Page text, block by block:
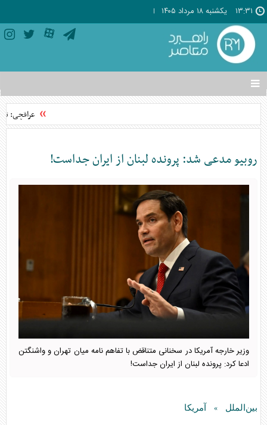
۱۳:۳۱ يکشنبه ۱۸ مرداد ۱۴۰۵
تغییر
وضعیت
منوی
ها
عراقچی: توافق با
روبیو مدعی شد: پرونده لبنان از ایران جداست!
وزیر خارجه آمریکا در سخنانی متناقض با تفاهم نامه میان تهران و واشنگتن
ادعا کرد: پرونده لبنان از ایران جداست!
بین‌الملل » آمریکا